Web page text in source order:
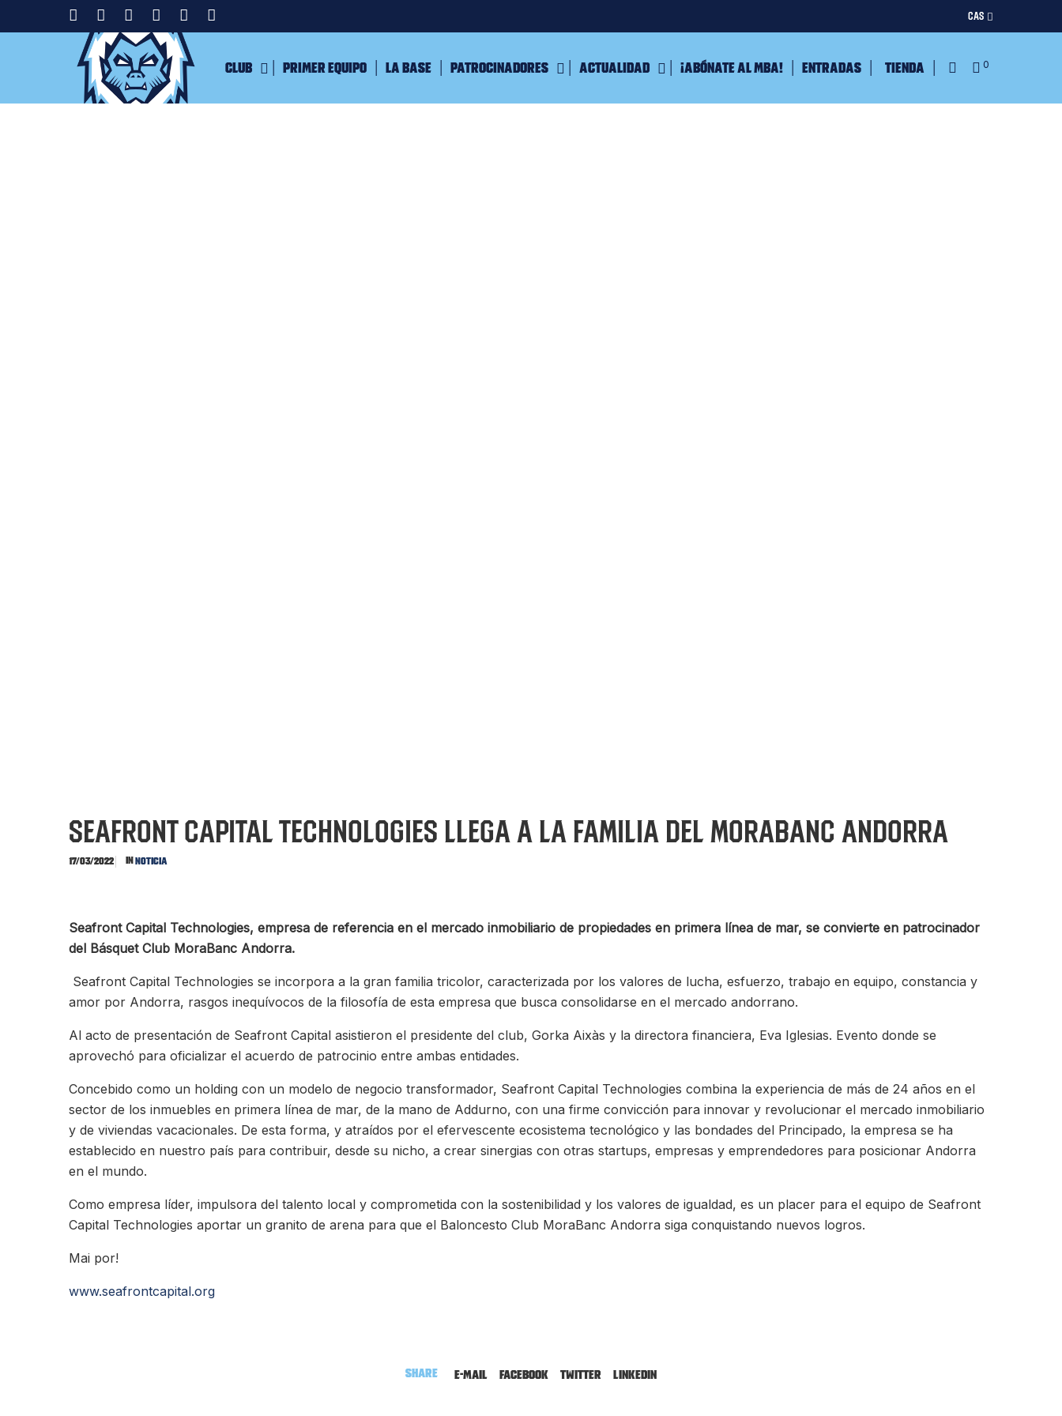
CAS
0
Club Primer equipo La Base Patrocinadores Actualidad ¡Abónate al MBA! Entradas Tienda
Seafront Capital Technologies llega a la familia del MoraBanc Andorra
17/03/2022 InNoticia
Seafront Capital Technologies, empresa de referencia en el mercado inmobiliario de propiedades en primera línea de mar, se convierte en patrocinador
del Básquet Club MoraBanc Andorra.
Seafront Capital Technologies se incorpora a la gran familia tricolor, caracterizada por los valores de lucha, esfuerzo, trabajo en equipo, constancia y
amor por Andorra, rasgos inequívocos de la filosofía de esta empresa que busca consolidarse en el mercado andorrano.
Al acto de presentación de Seafront Capital asistieron el presidente del club, Gorka Aixàs y la directora financiera, Eva Iglesias. Evento donde se
aprovechó para oficializar el acuerdo de patrocinio entre ambas entidades.
Concebido como un holding con un modelo de negocio transformador, Seafront Capital Technologies combina la experiencia de más de 24 años en el
sector de los inmuebles en primera línea de mar, de la mano de Addurno, con una firme convicción para innovar y revolucionar el mercado inmobiliario
y de viviendas vacacionales. De esta forma, y ​​atraídos por el efervescente ecosistema tecnológico y las bondades del Principado, la empresa se ha
establecido en nuestro país para contribuir, desde su nicho, a crear sinergias con otras startups, empresas y emprendedores para posicionar Andorra
en el mundo.
Como empresa líder, impulsora del talento local y comprometida con la sostenibilidad y los valores de igualdad, es un placer para el equipo de Seafront
Capital Technologies aportar un granito de arena para que el Baloncesto Club MoraBanc Andorra siga conquistando nuevos logros.
Mai por!
www.seafrontcapital.org
Share E-mail Facebook Twitter LinkedIn